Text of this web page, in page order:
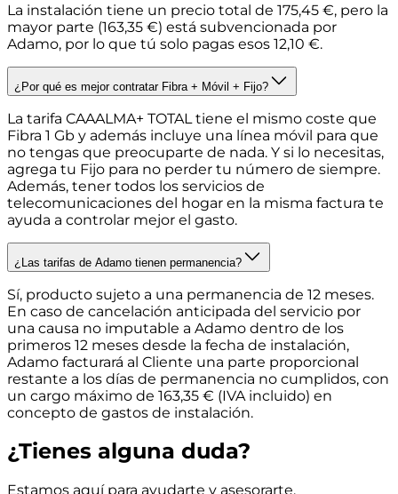
La instalación tiene un precio total de 175,45 €, pero la
mayor parte (163,35 €) está subvencionada por
Adamo, por lo que tú solo pagas esos 12,10 €.
¿Por qué es mejor contratar Fibra + Móvil + Fijo?
La tarifa CAAALMA+ TOTAL tiene el mismo coste que
Fibra 1 Gb y además incluye una línea móvil para que
no tengas que preocuparte de nada. Y si lo necesitas,
agrega tu Fijo para no perder tu número de siempre.
Además, tener todos los servicios de
telecomunicaciones del hogar en la misma factura te
ayuda a controlar mejor el gasto.
¿Las tarifas de Adamo tienen permanencia?
Sí, producto sujeto a una permanencia de 12 meses.
En caso de cancelación anticipada del servicio por
una causa no imputable a Adamo dentro de los
primeros 12 meses desde la fecha de instalación,
Adamo facturará al Cliente una parte proporcional
restante a los días de permanencia no cumplidos, con
un cargo máximo de 163,35 € (IVA incluido) en
concepto de gastos de instalación.
¿Tienes alguna duda?
Estamos aquí para ayudarte y asesorarte.